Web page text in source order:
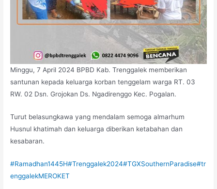
Minggu, 7 April 2024 BPBD Kab. Trenggalek memberikan
santunan kepada keluarga korban tenggelam warga RT. 03
RW. 02 Dsn. Grojokan Ds. Ngadirenggo Kec. Pogalan.
Turut belasungkawa yang mendalam semoga almarhum
Husnul khatimah dan keluarga diberikan ketabahan dan
kesabaran.
#Ramadhan1445H#Trenggalek2024#TGXSouthernParadise#tr
enggalekMEROKET